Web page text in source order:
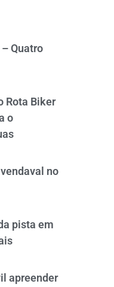
Quatro
Rota Biker
o
no
pista em
apreender